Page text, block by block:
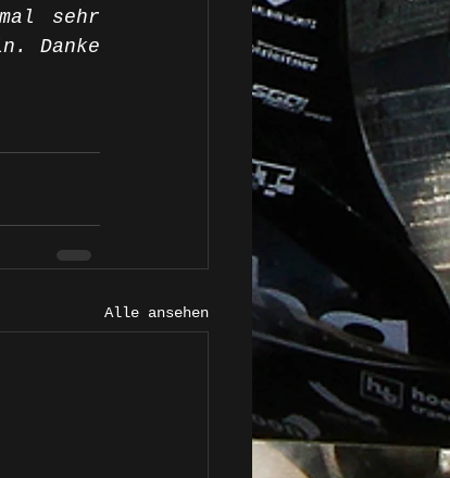
sehr
Danke
Alle ansehen